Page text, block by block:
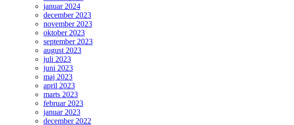
januar 2024
december 2023
november 2023
oktober 2023
september 2023
august 2023
juli 2023
juni 2023
maj 2023
april 2023
marts 2023
februar 2023
januar 2023
december 2022